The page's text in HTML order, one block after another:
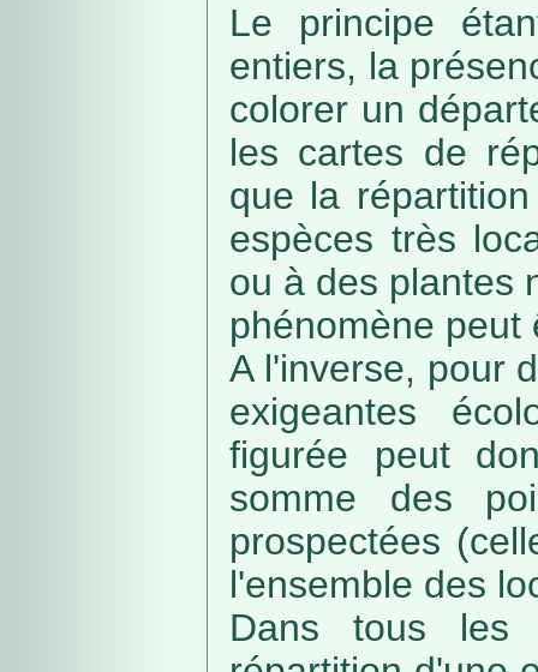
Le principe
entiers, la
colorer un
les cartes de
que la
espèces très
ou à des plantes
phénomène peut
A l'inverse, pour
exigeantes
figurée peut
somme des
prospectées
l'ensemble des
Dans tous les